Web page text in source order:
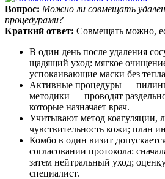
Вопрос: Можно ли совмещать
процедурами?
Краткий ответ: Совмещать можно,
В один день после удаления
щадящий уход: мягкое
успокаивающие маски без
Активные процедуры —
методики — проводят
которые назначает врач.
Учитывают метод коагуляции,
чувствительность кожи; план
Комбо в один визит
согласовании протокола:
затем нейтральный уход;
специалист.